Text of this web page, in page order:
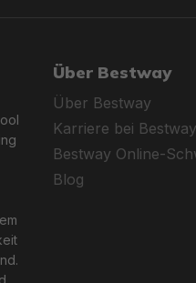
Über Bestway
Über Bestway
Karriere bei Bestway
Bestway Online-
Blog